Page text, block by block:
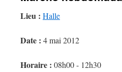
Lieu : Halle
Date : 4 mai 2012
Horaire : 08h00 - 12h30